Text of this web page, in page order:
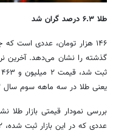
طلا ۶.۳ درصد گران شد
یعنی طلا در سه ماهه سوم سال ۶.۳ درصد افزایش قیمت داشته است.